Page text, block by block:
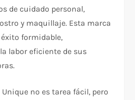
de cuidado personal,
y maquillaje. Esta marca
formidable,
labor eficiente de sus
no es tarea fácil, pero